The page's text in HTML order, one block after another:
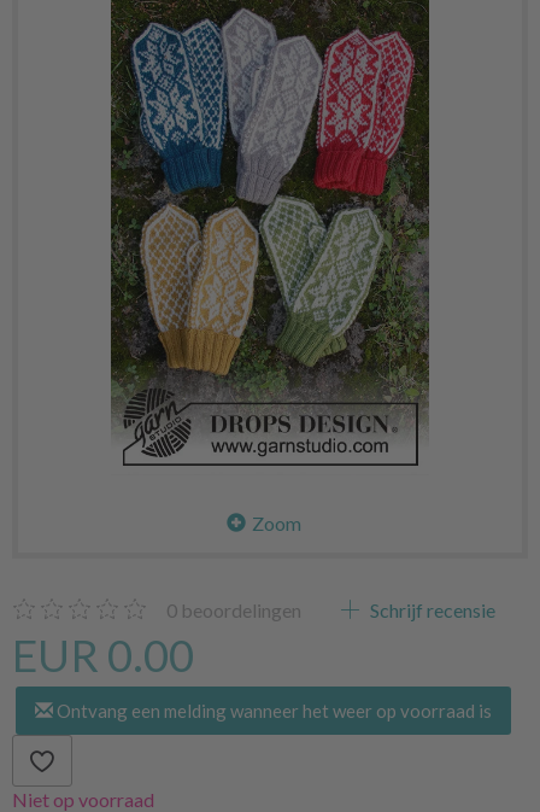
Zoom
0 beoordelingen Schrijf recensie
EUR 0.00
Ontvang een melding wanneer het weer op voorraad is
Niet op voorraad